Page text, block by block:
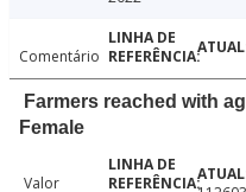
Comentário
Farmers reached with
Female
Valor